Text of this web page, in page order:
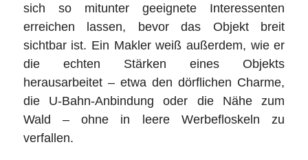
sich so mitunter geeignete Interessenten
erreichen lassen, bevor das Objekt breit
sichtbar ist. Ein Makler weiß außerdem, wie er
die echten Stärken eines Objekts
herausarbeitet – etwa den dörflichen Charme,
die U-Bahn-Anbindung oder die Nähe zum
Wald – ohne in leere Werbefloskeln zu
verfallen.